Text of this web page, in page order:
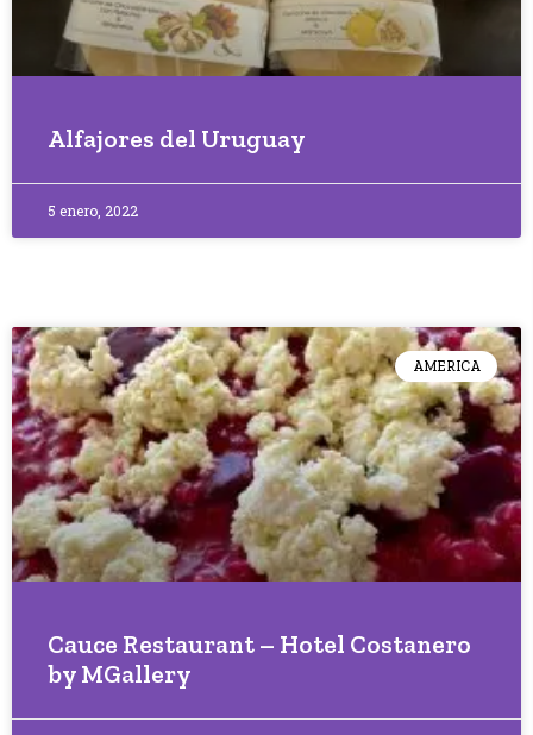
Alfajores del Uruguay
5 enero, 2022
AMERICA
Cauce Restaurant – Hotel Costanero
by MGallery